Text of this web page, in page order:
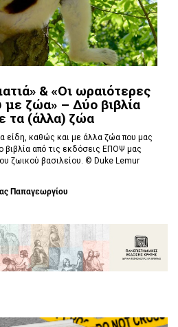
& «Οι ωραιότερες
ζώα» – Δύο βιβλία
τα (άλλα) ζώα
είδη, καθώς και με άλλα ζώα που μας
βιβλία από τις εκδόσεις ΕΠΟΨ μας
ζωικού βασιλείου. © Duke Lemur
Παπαγεωργίου